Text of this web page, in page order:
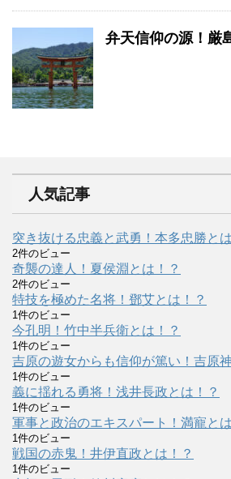
弁天信仰の源！厳
人気記事
突き抜ける忠義と武勇！本多忠勝と
2件のビュー
奇襲の達人！夏侯淵とは！？
2件のビュー
特技を極めた名将！鄧艾とは！？
1件のビュー
今孔明！竹中半兵衛とは！？
1件のビュー
吉原の遊女からも信仰が篤い！吉原神
1件のビュー
義に揺れる勇将！浅井長政とは！？
1件のビュー
軍事と政治のエキスパート！満寵と
1件のビュー
戦国の赤鬼！井伊直政とは！？
1件のビュー